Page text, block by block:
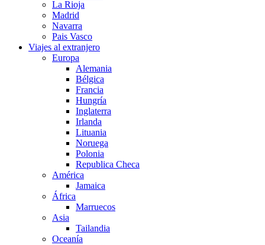
La Rioja
Madrid
Navarra
Pais Vasco
Viajes al extranjero
Europa
Alemania
Bélgica
Francia
Hungría
Inglaterra
Irlanda
Lituania
Noruega
Polonia
Republica Checa
América
Jamaica
África
Marruecos
Asia
Tailandia
Oceanía